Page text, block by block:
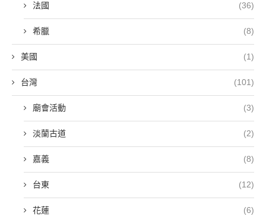
法國 (36)
希臘 (8)
美國 (1)
台灣 (101)
廟會活動 (3)
淡蘭古道 (2)
嘉義 (8)
台東 (12)
花蓮 (6)